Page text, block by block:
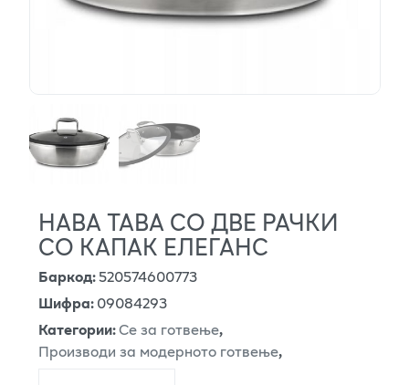
НАВА ТАВА СО ДВЕ РАЧКИ
СО КАПАК ЕЛЕГАНС
Баркод:520574600773
Шифра:09084293
Категории:Се за готвење,
Производи за модерното готвење,